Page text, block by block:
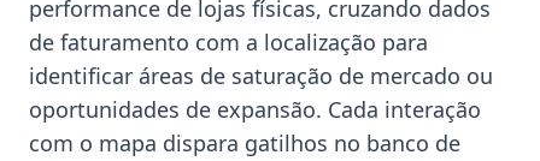
performance de lojas físicas, cruzando dados
de faturamento com a localização para
identificar áreas de saturação de mercado ou
oportunidades de expansão. Cada interação
com o mapa dispara gatilhos no banco de